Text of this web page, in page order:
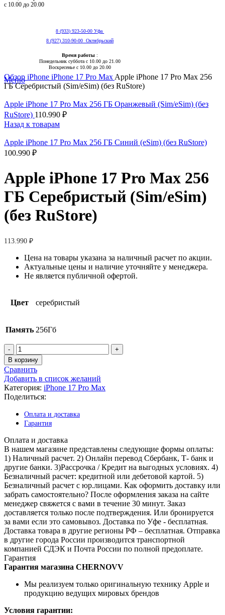
с 10.00 до 20.00
8 (933) 923-50-00 Уфа
8 (927) 310-90-00 Октябрьский
Время работы :
Понедельник суббота с 10.00 до 21.00
Воскресенье с 10.00 до 20.00
Меню
Нажмите, чтобы увеличить
Обзор iPhone iPhone 17 Pro Max Apple iPhone 17 Pro Max 256
ГБ Серебристый (Sim/eSim) (без RuStore)
Apple iPhone 17 Pro Max 256 ГБ Оранжевый (Sim/eSim) (без
RuStore) 110.990 ₽
Назад к товарам
Apple iPhone 17 Pro Max 256 ГБ Синий (eSim) (без RuStore)
100.990 ₽
Apple iPhone 17 Pro Max 256
ГБ Серебристый (Sim/eSim)
(без RuStore)
113.990 ₽
Цена на товары указана за наличный расчет по акции.
Актуальные цены и наличие уточняйте у менеджера.
Не является публичной офертой.
Цвет серебристый
Память 256Гб
Количество
товара
Apple
iPhone
17
Pro
Max
256
ГБ
Серебристый
(Sim/eSim)
(без
RuStore)
В корзину
Сравнить
Добавить в список желаний
Категория: iPhone 17 Pro Max
Поделиться:
Оплата и доставка
Гарантия
Оплата и доставка
В нашем магазине представлены следующие формы оплаты:
1) Наличный расчет. 2) Онлайн перевод Сбербанк, Т- банк и
другие банки. 3)Рассрочка / Кредит на выгодных условиях. 4)
Безналичный расчет: кредитной или дебетовой картой. 5)
Безналичный расчет с юр.лицами. Как оформить доставку или
забрать самостоятельно? После оформления заказа на сайте
менеджер свяжется с вами в течение 30 минут. Заказ
доставляется только после подтверждения. Или бронируется
за вами если это самовывоз. Доставка по Уфе - бесплатная.
Доставка товара в другие регионы РФ – бесплатная. Отправка
в другие города России производится транспортной
компанией СДЭК и Почта России по полной предоплате.
Гарантия
Гарантия магазина CHERNOVV
Мы реализуем только оригинальную технику Apple и
продукцию ведущих мировых брендов
Условия гарантии: